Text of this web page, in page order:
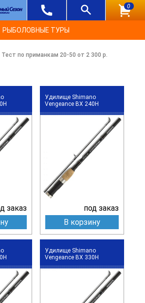
0
РЫБОЛОВНЫЕ ТУРЫ
Тест по приманкам 20-50 от 2 300 р.
заказ
Удилище Shimano
Vengeance BX 240H
под заказ
В корзину
Удилище Shimano
Vengeance BX 330H